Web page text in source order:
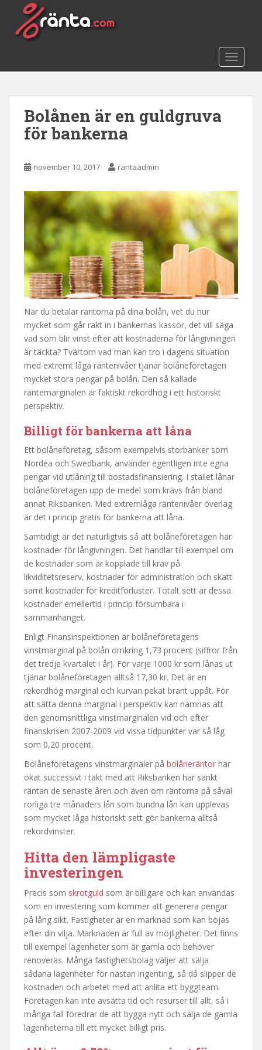
o
Bolånen är en guldgruva
för bankerna
november 10, 2017 rantaadmin
När du betalar räntorna på dina bolån, vet du hur
mycket som går rakt in i bankernas kassor, det vill säga
vad som blir vinst efter att kostnaderna för långivningen
är täckta? Tvärtom vad man kan tro i dagens situation
med extremt låga räntenivåer tjänar bolåneföretagen
mycket stora pengar på bolån. Den så kallade
räntemarginalen är faktiskt rekordhög i ett historiskt
perspektiv.
Billigt för bankerna att låna
Ett bolåneföretag, såsom exempelvis storbanker som
Nordea och Swedbank, använder egentligen inte egna
pengar vid utlåning till bostadsfinansiering. I stället lånar
bolåneföretagen upp de medel som krävs från bland
annat Riksbanken. Med extremlåga räntenivåer överlag
är det i princip gratis för bankerna att låna.
Samtidigt är det naturligtvis så att bolåneföretagen har
kostnader för långivningen. Det handlar till exempel om
de kostnader som är kopplade till krav på
likviditetsreserv, kostnader för administration och skatt
samt kostnader för kreditförluster. Totalt sett är dessa
kostnader emellertid i princip försumbara i
sammanhanget.
Enligt Finansinspektionen är bolåneföretagens
vinstmarginal på bolån omkring 1,73 procent (siffror från
det tredje kvartalet i år). För varje 1000 kr som lånas ut
tjänar bolåneföretagen alltså 17,30 kr. Det är en
rekordhög marginal och kurvan pekat brant uppåt. För
att sätta denna marginal i perspektiv kan nämnas att
den genomsnittliga vinstmarginalen vid och efter
finanskrisen 2007-2009 vid vissa tidpunkter var så låg
som 0,20 procent.
Bolåneföretagens vinstmarginaler på bolåneräntor har
ökat successivt i takt med att Riksbanken har sänkt
räntan de senaste åren och även om räntorna på såväl
rörliga tre månaders lån som bundna lån kan upplevas
som mycket låga historiskt sett gör bankerna alltså
rekordvinster.
Hitta den lämpligaste
investeringen
Precis som skrotguld som är billigare och kan användas
som en investering som kommer att generera pengar
på lång sikt. Fastigheter är en marknad som kan böjas
efter din vilja. Marknaden är full av möjligheter. Det finns
till exempel lägenheter som är gamla och behöver
renoveras. Många fastighetsbolag väljer att sälja
sådana lägenheter för nästan ingenting, så då slipper de
kostnaden och arbetet med att anlita ett byggteam.
Företagen kan inte avsätta tid och resurser till allt, så i
många fall föredrar de att bygga nytt och sälja de gamla
lägenheterna till ett mycket billigt pris.